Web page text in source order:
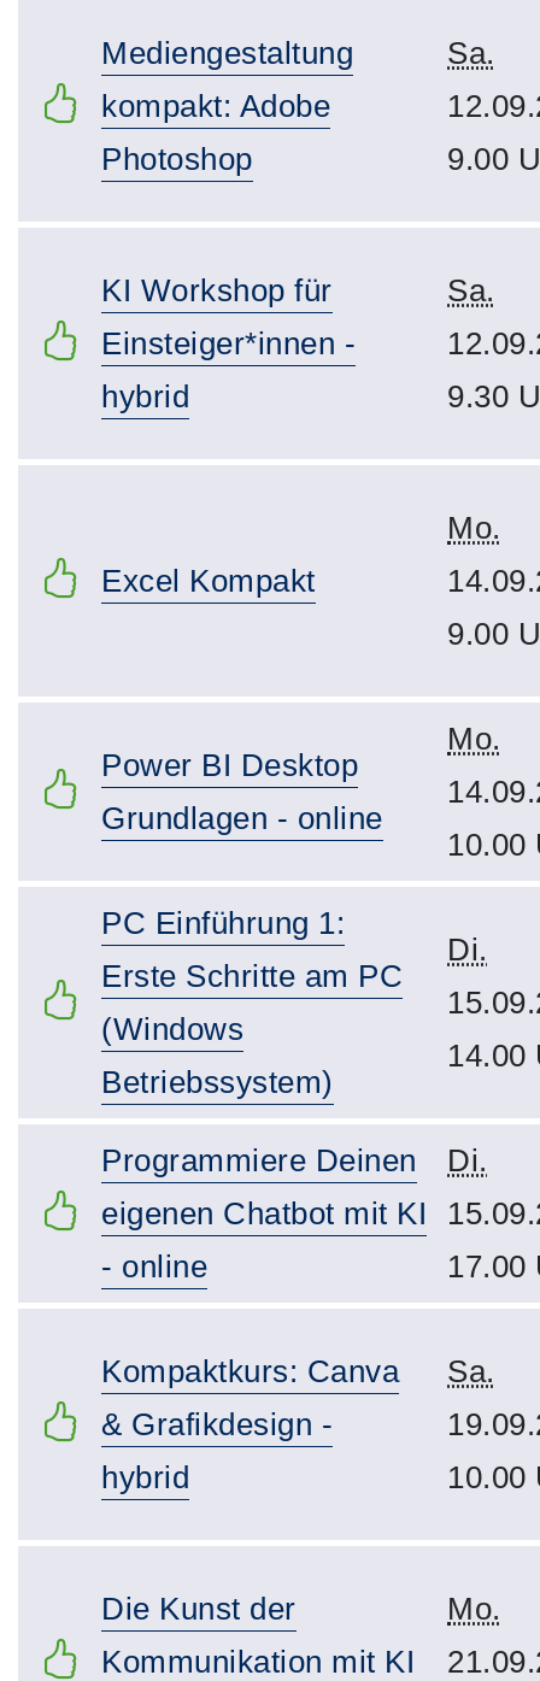
Mediengestaltung
kompakt: Adobe
Photoshop
Sa.
9.00
KI Workshop für
Einsteiger*innen -
hybrid
Sa.
9.30
Excel Kompakt
Mo.
9.00
Power BI Desktop
Grundlagen - online
Mo.
10.00
PC Einführung 1:
Erste Schritte am PC
(Windows
Betriebssystem)
Di.
14.00
Programmiere Deinen
eigenen Chatbot mit KI
- online
Di.
17.00
Kompaktkurs: Canva
& Grafikdesign -
hybrid
Sa.
10.00
Die Kunst der
Kommunikation mit KI
Mo.